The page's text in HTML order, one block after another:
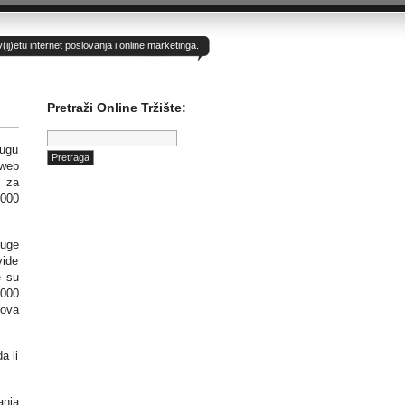
internet poslovanja i online marketinga.
za
su
li
Pretraži Online Tržište:
Pretraga: